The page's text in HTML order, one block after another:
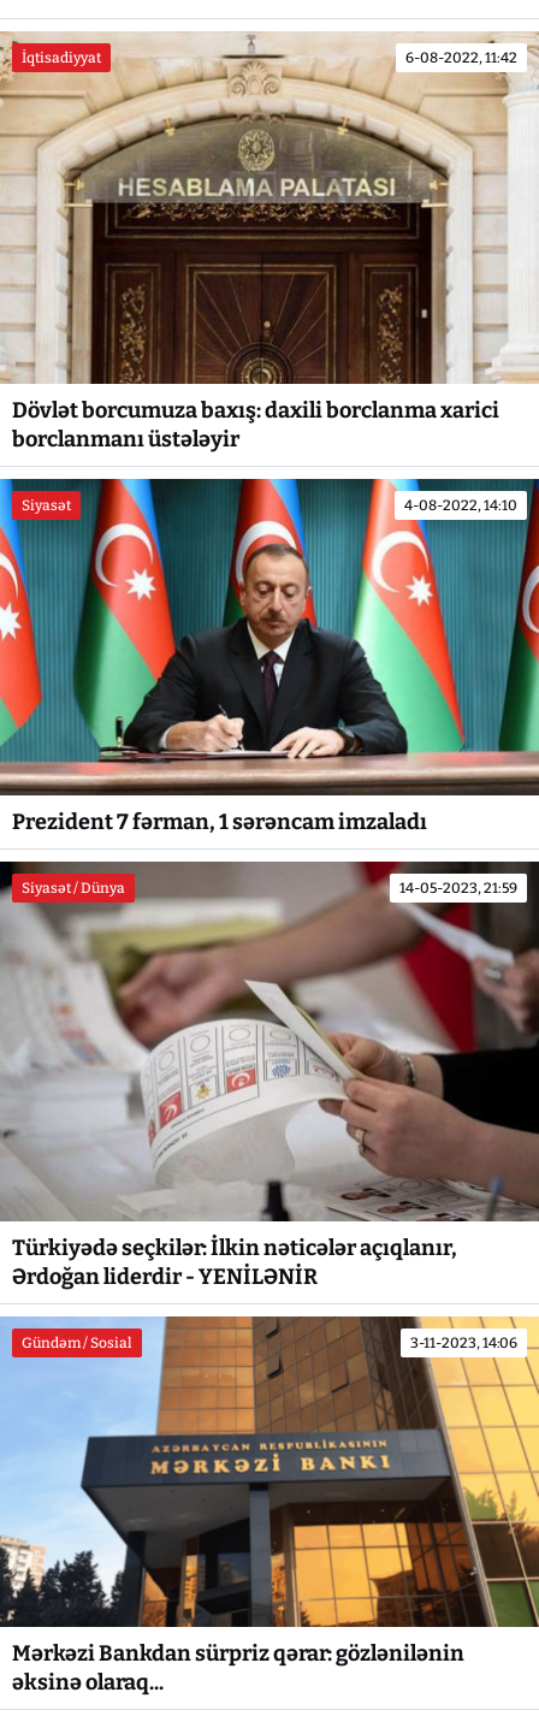
İqtisadiyyat 6-08-2022, 11:42
Dövlət borcumuza baxış: daxili borclanma xarici
borclanmanı üstələyir
Siyasət 4-08-2022, 14:10
Prezident 7 fərman, 1 sərəncam imzaladı
Siyasət / Dünya 14-05-2023, 21:59
Türkiyədə seçkilər: İlkin nəticələr açıqlanır,
Ərdoğan liderdir - YENİLƏNİR
Gündəm / Sosial 3-11-2023, 14:06
Mərkəzi Bankdan sürpriz qərar: gözlənilənin
əksinə olaraq...